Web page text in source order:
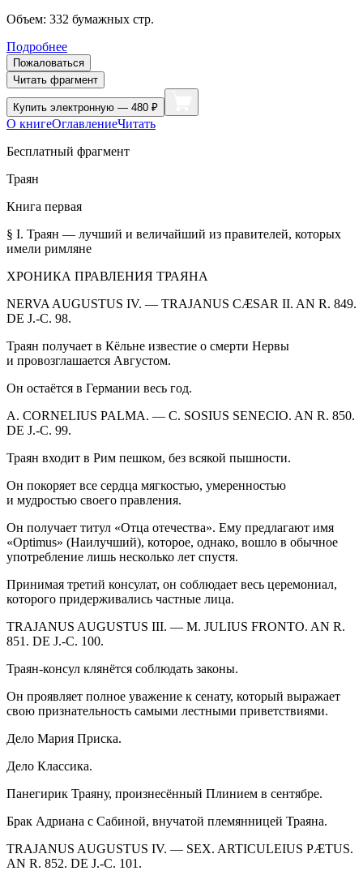
Объем: 332 бумажных стр.
Подробнее
Пожаловаться
Читать фрагмент
Купить электронную — 480 ₽
О книгеОглавлениеЧитать
Бесплатный фрагмент
Траян
Книга первая
§ I. Траян — лучший и величайший из правителей, которых
имели римляне
ХРОНИКА ПРАВЛЕНИЯ ТРАЯНА
NERVA AUGUSTUS IV. — TRAJANUS CÆSAR II. AN R. 849.
DE J.-C. 98.
Траян получает в Кёльне известие о смерти Нервы
и провозглашается Августом.
Он остаётся в Германии весь год.
A. CORNELIUS PALMA. — C. SOSIUS SENECIO. AN R. 850.
DE J.-C. 99.
Траян входит в Рим пешком, без всякой пышности.
Он покоряет все сердца мягкостью, умеренностью
и мудростью своего правления.
Он получает титул «Отца отечества». Ему предлагают имя
«Optimus» (Наилучший), которое, однако, вошло в обычное
употребление лишь несколько лет спустя.
Принимая третий консулат, он соблюдает весь церемониал,
которого придерживались частные лица.
TRAJANUS AUGUSTUS III. — M. JULIUS FRONTO. AN R.
851. DE J.-C. 100.
Траян-консул клянётся соблюдать законы.
Он проявляет полное уважение к сенату, который выражает
свою признательность самыми лестными приветствиями.
Дело Мария Приска.
Дело Классика.
Панегирик Траяну, произнесённый Плинием в сентябре.
Брак Адриана с Сабиной, внучатой племянницей Траяна.
TRAJANUS AUGUSTUS IV. — SEX. ARTICULEIUS PÆTUS.
AN R. 852. DE J.-C. 101.